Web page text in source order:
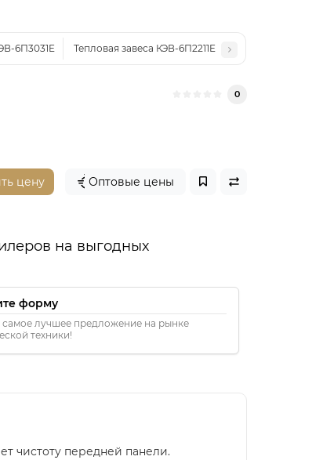
6П3031E Тепловая завеса КЭВ-6П2211E
0
цену Оптовые цены
на выгодных
форму
самое лучшее предложение на рынке
техники!
чистоту передней панели.